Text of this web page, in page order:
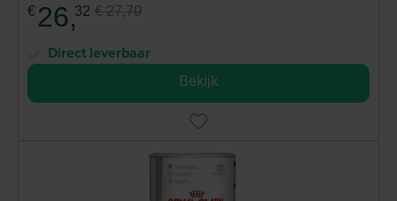
€ 26,32 € 27,70
Direct leverbaar
Bekijk